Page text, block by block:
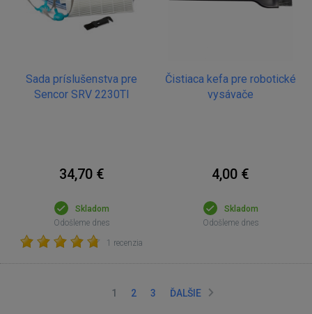
Sada príslušenstva pre
Sencor SRV 2230TI
34,70 €
Skladom
Odošleme dnes
1 recenzia
Čistiaca kefa pre robotické
vysávače
4,00 €
Skladom
Odošleme dnes
1 2 3 ĎALŠIE